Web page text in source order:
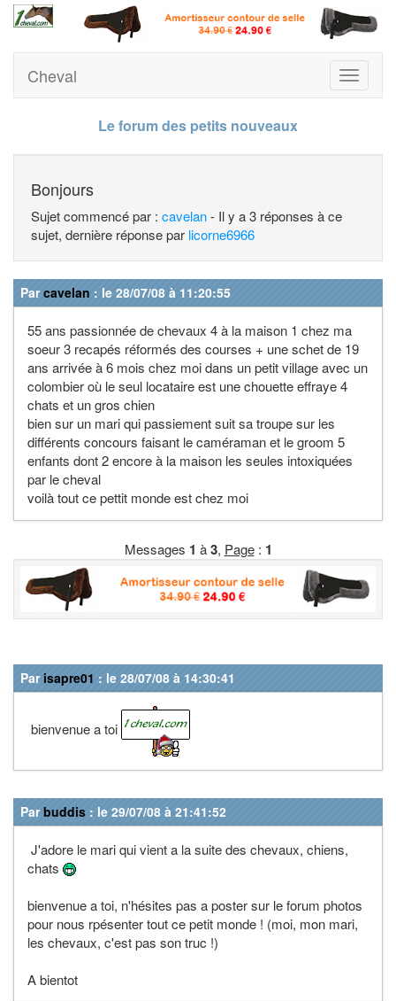
Toggle
Cheval
Le forum des petits nouveaux
Bonjours
Sujet commencé par : cavelan- Il y a 3 réponses à ce
sujet, dernière réponse par licorne6966
Parcavelan : le 28/07/08 à 11:20:55
55 ans passionnée de chevaux 4 à la maison 1 chez ma
soeur 3 recapés réformés des courses + une schet de 19
ans arrivée à 6 mois chez moi dans un petit village avec un
colombier où le seul locataire est une chouette effraye 4
chats et un gros chien
bien sur un mari qui passiement suit sa troupe sur les
différents concours faisant le caméraman et le groom 5
enfants dont 2 encore à la maison les seules intoxiquées
par le cheval
voilà tout ce pettit monde est chez moi
Messages 1 à3, Page: 1
Par isapre01 : le 28/07/08 à 14:30:41
bienvenue a toi
Parbuddis : le 29/07/08 à 21:41:52
J'adore le mari qui vient a la suite des chevaux, chiens,
chats
bienvenue a toi, n'hésites pas a poster sur le forum photos
pour nous rpésenter tout ce petit monde ! (moi, mon mari,
les chevaux, c'est pas son truc !)
A bientot